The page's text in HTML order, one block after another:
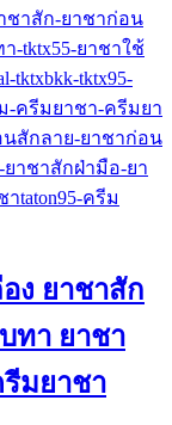
ง ยาชาสัก
ทา ยาชา
มยาชา